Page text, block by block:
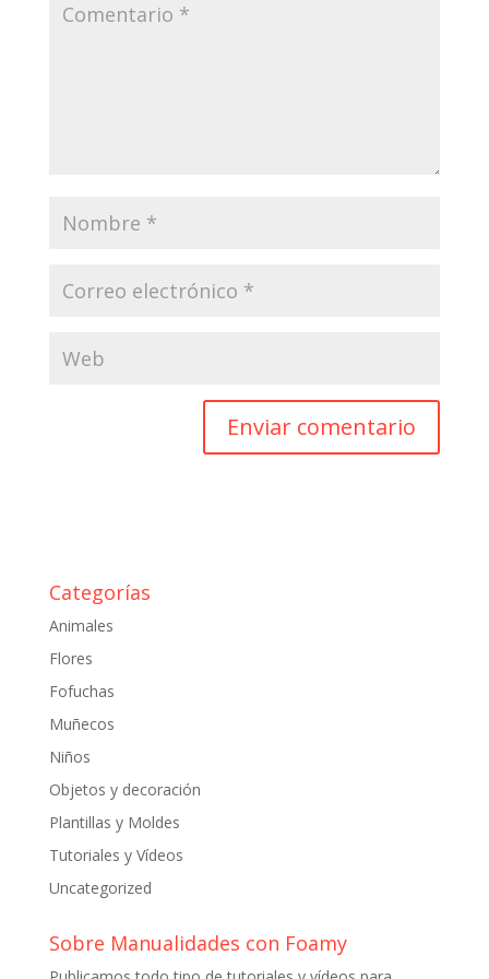
Categorías
Animales
Flores
Fofuchas
Muñecos
Niños
Objetos y decoración
Plantillas y Moldes
Tutoriales y Vídeos
Uncategorized
Sobre Manualidades con Foamy